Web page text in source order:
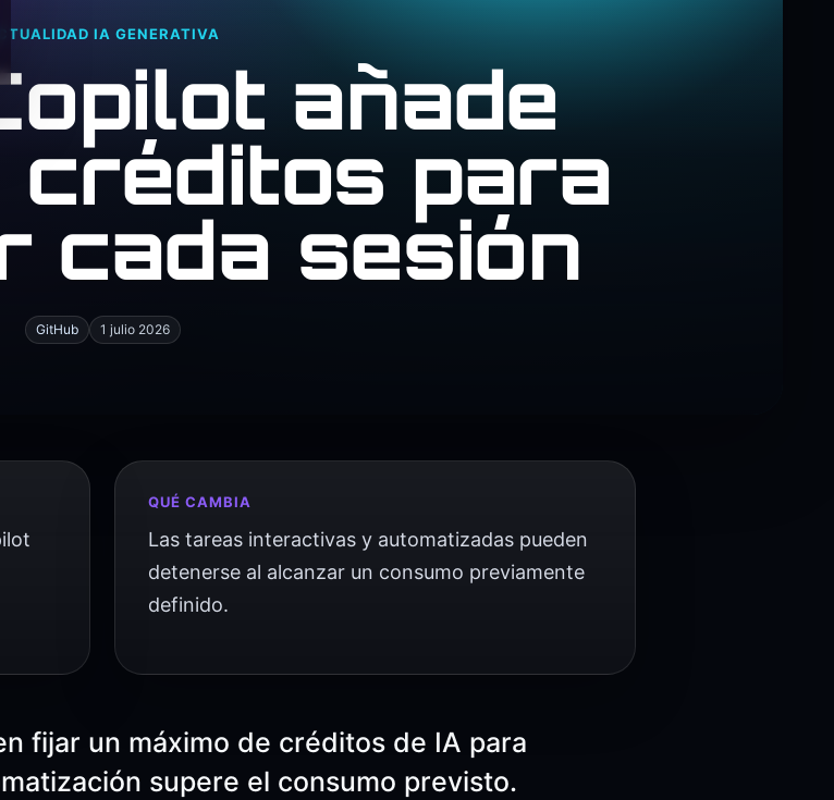
IA GENERATIVA
añade
créditos para
cada sesión
GitHub 1 julio 2026
QUÉ CAMBIA
Las tareas interactivas y automatizadas pueden
detenerse al alcanzar un consumo previamente
definido.
fijar un máximo de créditos de IA para
supere el consumo previsto.